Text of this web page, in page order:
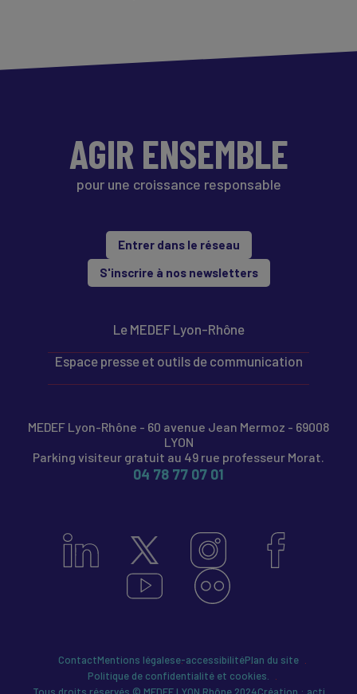
AGIR ENSEMBLE
pour une croissance responsable
Entrer dans le réseau
S'inscrire à nos newsletters
Le MEDEF Lyon-Rhône
Espace presse et outils de communication
MEDEF Lyon-Rhône - 60 avenue Jean Mermoz - 69008
LYON
Parking visiteur gratuit au 49 rue professeur Morat.
04 78 77 07 01
ContactMentions légalese-accessibilitéPlan du site
Politique de confidentialité et cookies.